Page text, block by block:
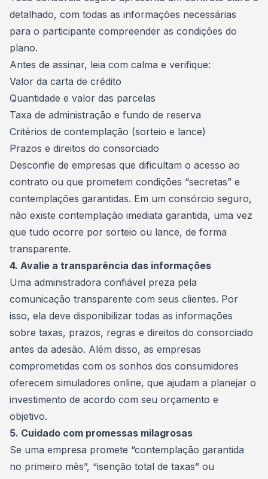
detalhado, com todas as informações necessárias
para o participante compreender as condições do
plano.
Antes de assinar, leia com calma e verifique:
Valor da carta de crédito
Quantidade e valor das parcelas
Taxa de administração e fundo de reserva
Critérios de contemplação (sorteio e lance)
Prazos e direitos do consorciado
Desconfie de empresas que dificultam o acesso ao
contrato ou que prometem condições “secretas” e
contemplações garantidas. Em um consórcio seguro,
não existe contemplação imediata garantida, uma vez
que tudo ocorre por sorteio ou lance, de forma
transparente.
4. Avalie a transparência das informações
Uma administradora confiável preza pela
comunicação transparente com seus clientes. Por
isso, ela deve disponibilizar todas as informações
sobre taxas, prazos, regras e direitos do consorciado
antes da adesão. Além disso, as empresas
comprometidas com os sonhos dos consumidores
oferecem simuladores online, que ajudam a planejar o
investimento de acordo com seu orçamento e
objetivo.
5. Cuidado com promessas milagrosas
Se uma empresa promete “contemplação garantida
no primeiro mês”, “isenção total de taxas” ou